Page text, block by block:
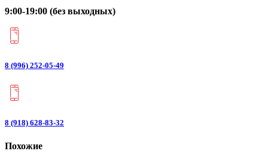
9:00-19:00 (без выходных)
8 (996) 252-05-49
8 (918) 628-83-32
Похожие